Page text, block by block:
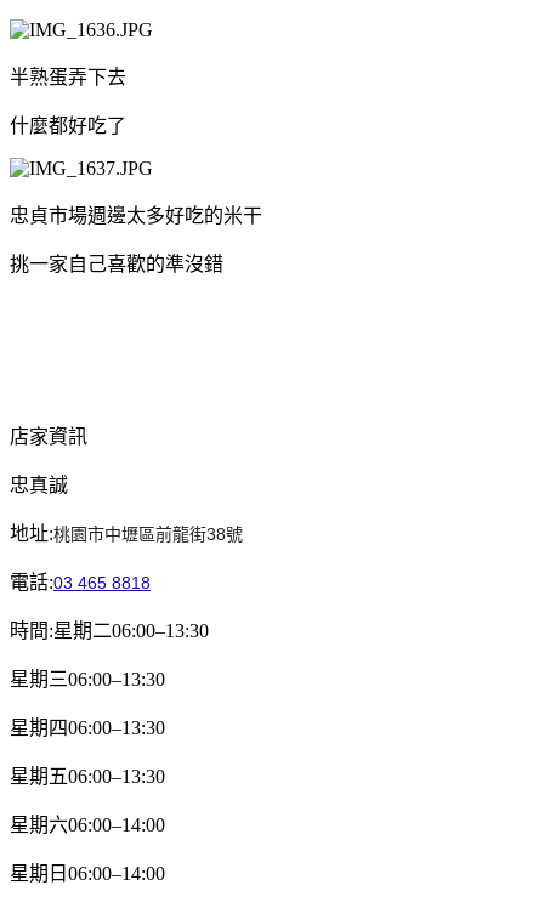
半熟蛋弄下去
什麼都好吃了
忠貞市場週邊太多好吃的米干
挑一家自己喜歡的準沒錯
店家資訊
忠真誠
地址:桃園市中壢區前龍街38號
電話:03 465 8818
時間:星期二06:00–13:30
星期三06:00–13:30
星期四06:00–13:30
星期五06:00–13:30
星期六06:00–14:00
星期日06:00–14:00